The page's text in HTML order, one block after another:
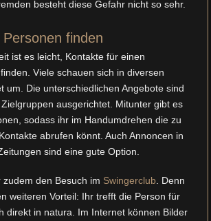
besteht diese Gefahr nicht so sehr.
finden
ist es leicht, Kontakte für einen
Viele schauen sich in diversen
um. Die unterschiedlichen Angebote sind
ausgerichtet. Mitunter gibt es
sodass ihr im Handumdrehen die zu
abrufen könnt. Auch Annoncen in
sind eine gute Option.
den Besuch im Swingerclub . Denn
weiteren Vorteil: Ihr trefft die Person für
direkt in natura. Im Internet können Bilder